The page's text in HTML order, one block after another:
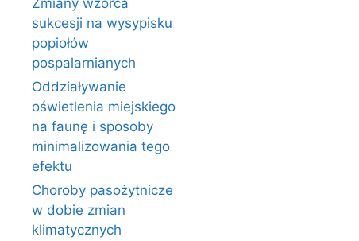
Zmiany wzorca
sukcesji na wysypisku
popiołów
pospalarnianych
Oddziaływanie
oświetlenia miejskiego
na faunę i sposoby
minimalizowania tego
efektu
Choroby pasożytnicze
w dobie zmian
klimatycznych